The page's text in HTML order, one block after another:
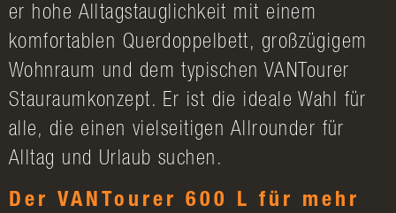
er hohe Alltagstauglichkeit mit einem
komfortablen Querdoppelbett, großzügigem
Wohnraum und dem typischen VANTourer
Stauraumkonzept. Er ist die ideale Wahl für
alle, die einen vielseitigen Allrounder für
Alltag und Urlaub suchen.
Der VANTourer 600 L für mehr